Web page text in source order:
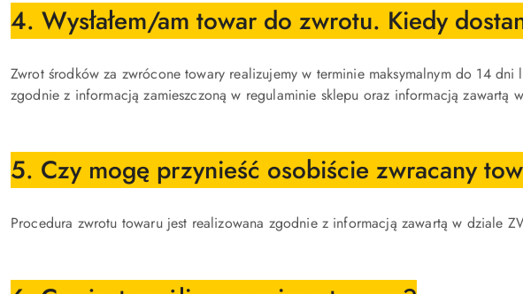
4. Wysłałem/am towar do zwrotu. Kiedy
Zwrot środków za zwrócone towary realizujemy w terminie maksymalnym do 14
zgodnie z informacją zamieszczoną w regulaminie sklepu oraz informacją zawartą w
5. Czy mogę przynieść osobiście zwracany
Procedura zwrotu towaru jest realizowana zgodnie z informacją zawartą w dziale